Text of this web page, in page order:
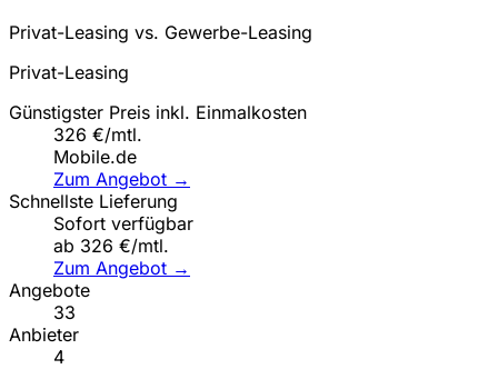
Privat-Leasing vs. Gewerbe-Leasing
Privat-Leasing
Günstigster Preis inkl. Einmalkosten
326 €/mtl.
Mobile.de
Zum Angebot →
Schnellste Lieferung
Sofort verfügbar
ab 326 €/mtl.
Zum Angebot →
Angebote
33
Anbieter
4